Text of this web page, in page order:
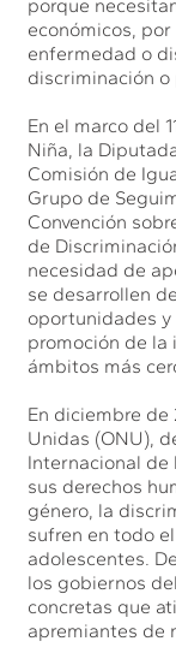
porque
económicos,
enfermedad o
discriminación
En el marco del
Niña, la
Comisión de
Grupo de
Convención
de
necesidad de
se desarrollen
oportunidades y
promoción de la
ámbitos más
En diciembre de
Unidas (ONU),
Internacional de
sus derechos
género, la
sufren en todo
adolescentes.
los gobiernos
concretas que
apremiantes de